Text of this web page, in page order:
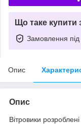
Що таке купити
Замовлення під
Опис
Опис
Вітровики